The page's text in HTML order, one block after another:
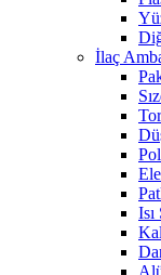
İlaç
Isı